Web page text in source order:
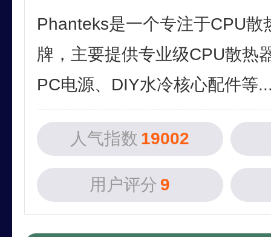
Phanteks是一个专注于CPU散
牌，主要提供专业级CPU散热
PC电源、DIY水冷核心配件等
人气指数 19002
用户评分 9